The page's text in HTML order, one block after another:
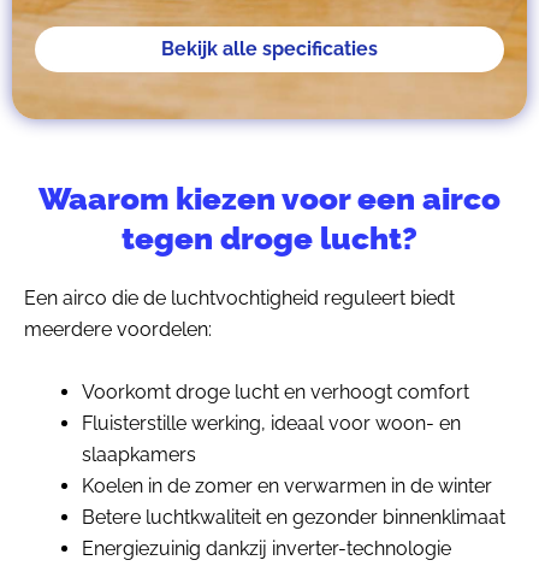
Bekijk alle specificaties
Waarom kiezen voor een airco
tegen droge lucht?
Een airco die de luchtvochtigheid reguleert biedt
meerdere voordelen:
Voorkomt droge lucht en verhoogt comfort
Fluisterstille werking, ideaal voor woon- en
slaapkamers
Koelen in de zomer en verwarmen in de winter
Betere luchtkwaliteit en gezonder binnenklimaat
Energiezuinig dankzij inverter-technologie